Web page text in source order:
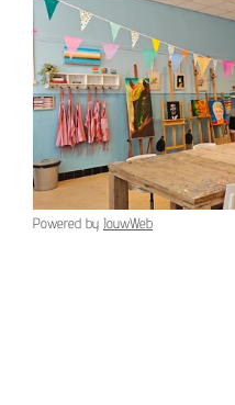
Powered by JouwWeb